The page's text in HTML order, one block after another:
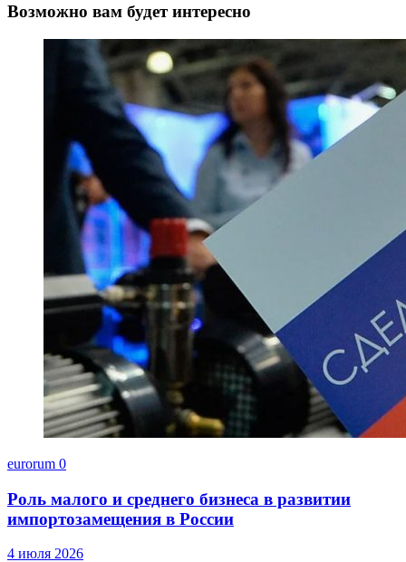
Возможно вам будет интересно
eurorum 0
Роль малого и среднего бизнеса в развитии
импортозамещения в России
4 июля 2026